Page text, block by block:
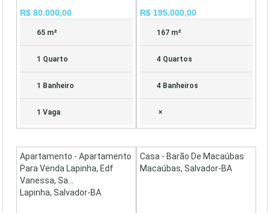
R$ 80.000,00
65 m²
1 Quarto
1 Banheiro
1 Vaga
R$ 195.000,00
167 m²
4 Quartos
4 Banheiros
×
Apartamento - Apartamento
Para Venda Lapinha, Edf
Vanessa, Sa...
Lapinha, Salvador-BA
Casa - Barão De Macaúbas
Macaúbas, Salvador-BA